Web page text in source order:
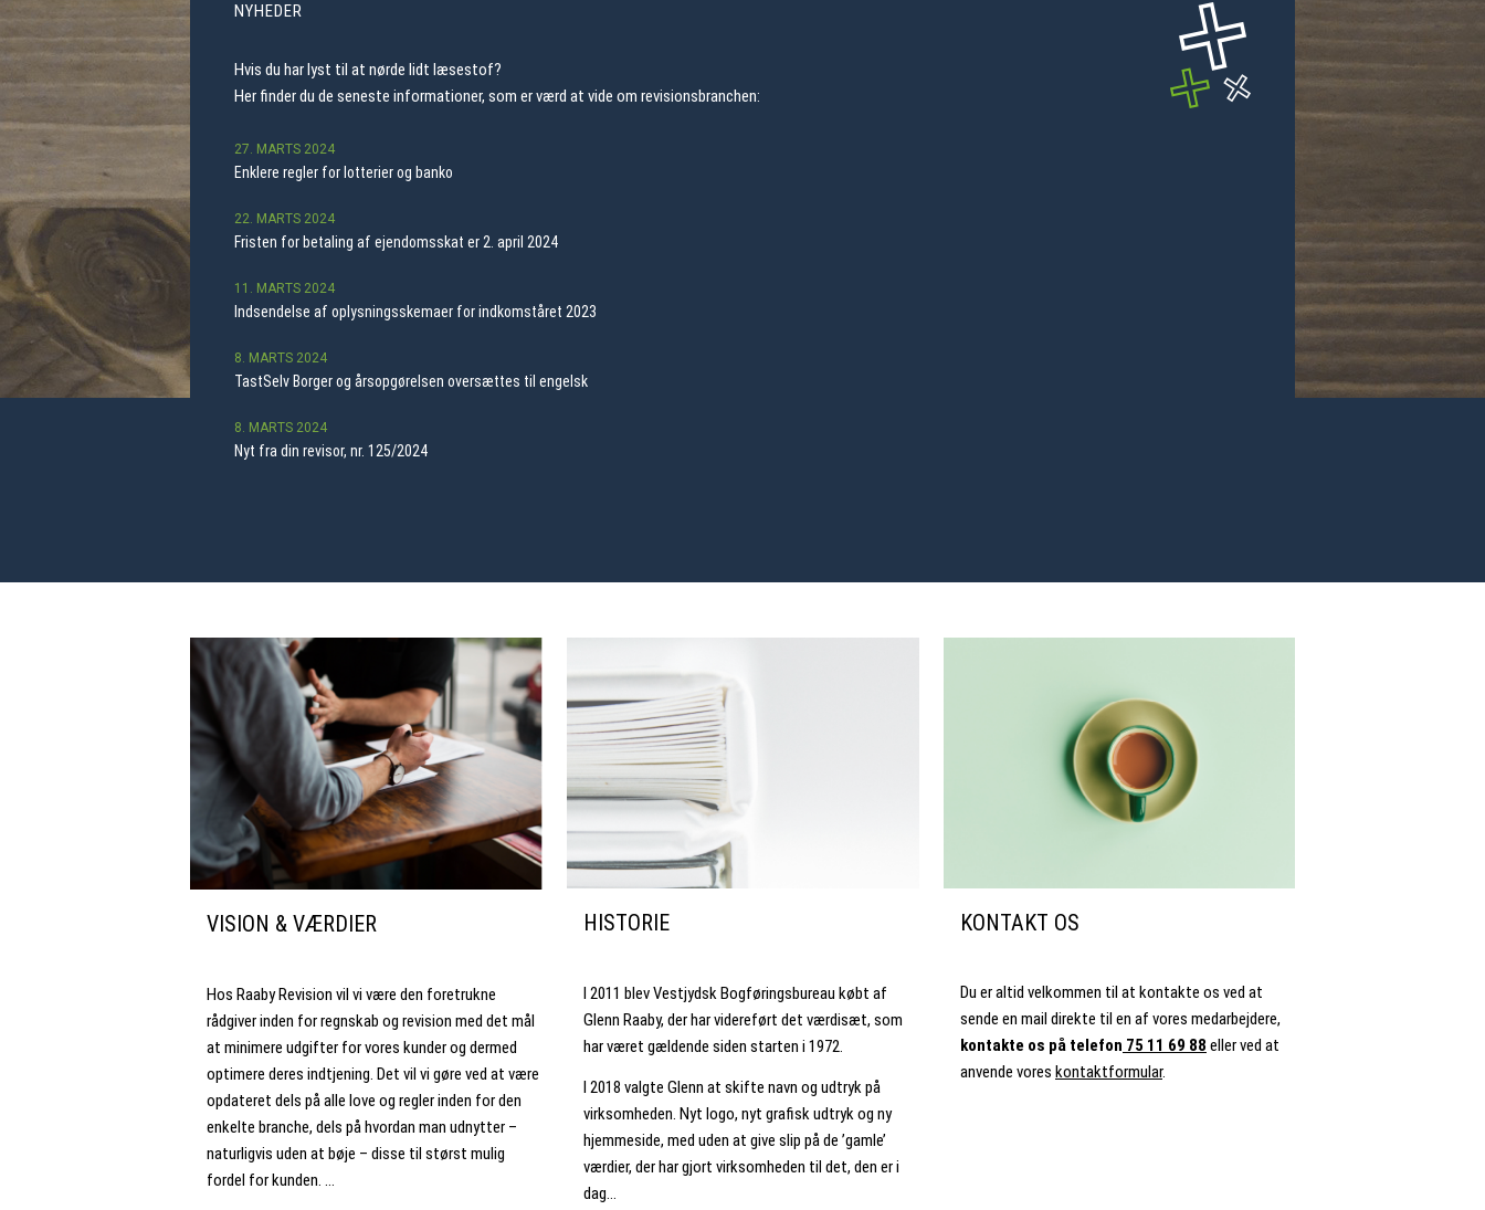
NYHEDER
Hvis du har lyst til at nørde lidt læsestof?
Her finder du de seneste informationer, som er værd at vide om revisionsbranchen:
27. MARTS 2024
Enklere regler for lotterier og banko
22. MARTS 2024
Fristen for betaling af ejendomsskat er 2. april 2024
11. MARTS 2024
Indsendelse af oplysningsskemaer for indkomståret 2023
8. MARTS 2024
TastSelv Borger og årsopgørelsen oversættes til engelsk
8. MARTS 2024
Nyt fra din revisor, nr. 125/2024
VISION & VÆRDIER
Hos Raaby Revision vil vi være den foretrukne
rådgiver inden for regnskab og revision med det mål
at minimere udgifter for vores kunder og dermed
optimere deres indtjening. Det vil vi gøre ved at være
opdateret dels på alle love og regler inden for den
enkelte branche, dels på hvordan man udnytter –
naturligvis uden at bøje – disse til størst mulig
fordel for kunden. …
HISTORIE
I 2011 blev Vestjydsk Bogføringsbureau købt af
Glenn Raaby, der har videreført det værdisæt, som
har været gældende siden starten i 1972.
I 2018 valgte Glenn at skifte navn og udtryk på
virksomheden. Nyt logo, nyt grafisk udtryk og ny
hjemmeside, med uden at give slip på de ’gamle’
værdier, der har gjort virksomheden til det, den er i
dag…
KONTAKT OS
Du er altid velkommen til at kontakte os ved at
sende en mail direkte til en af vores medarbejdere,
kontakte os på telefon 75 11 69 88 eller ved at
anvende vores kontaktformular.